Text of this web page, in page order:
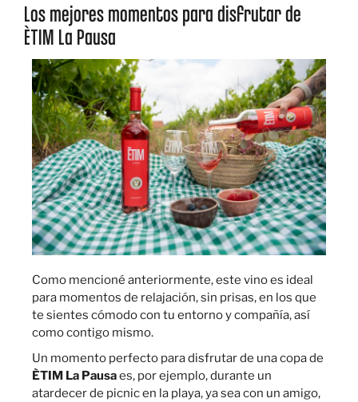
Los mejores momentos para disfrutar de
ÈTIM La Pausa
Como mencioné anteriormente, este vino es ideal
para momentos de relajación, sin prisas, en los que
te sientes cómodo con tu entorno y compañía, así
como contigo mismo.
Un momento perfecto para disfrutar de una copa de
ÈTIM La Pausaes, por ejemplo, durante un
atardecer de picnic en la playa, ya sea con un amigo,